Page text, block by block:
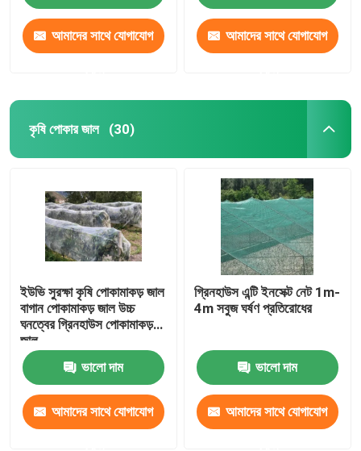
আমাদের সাথে যোগাযোগ আমাদের সাথে যোগাযোগ
কৃষি পোকার জাল (30)
ইউভি সুরক্ষা কৃষি পোকামাকড় জাল
বাগান পোকামাকড় জাল উচ্চ
ঘনত্বের গ্রিনহাউস পোকামাকড়
জাল
ভালো দাম
আমাদের সাথে যোগাযোগ
গ্রিনহাউস এন্টি ইনসেক্ট নেট 1m-
4m সবুজ ঘর্ষণ প্রতিরোধের
ভালো দাম
আমাদের সাথে যোগাযোগ